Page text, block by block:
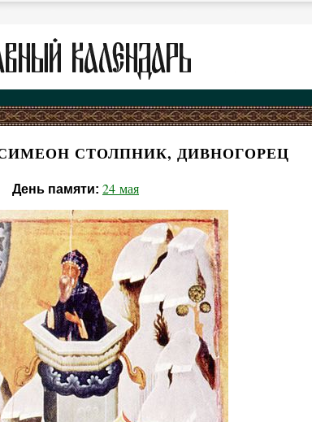
СТОЛПНИК, ДИВНОГОРЕЦ
День памяти: 24 мая